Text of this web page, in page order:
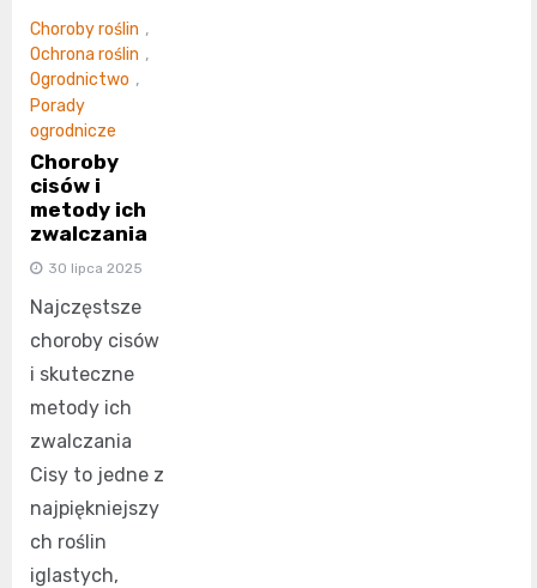
Choroby roślin ,
Ochrona roślin ,
Ogrodnictwo ,
Porady
ogrodnicze
Choroby
cisów i
metody ich
zwalczania
30 lipca 2025
Najczęstsze
choroby cisów
i skuteczne
metody ich
zwalczania
Cisy to jedne z
najpiękniejszy
ch roślin
iglastych,